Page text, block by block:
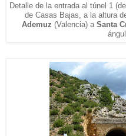
Detalle de la entrada al túnel 1
de Casas Bajas, a la altura
Ademuz (Valencia) a Santa